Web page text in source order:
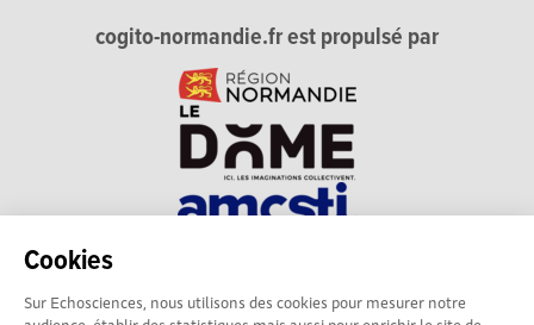
Cookies
Sur Echosciences, nous utilisons des cookies pour mesurer notre
cogito-normandie.fr est propulsé par
technique et du dialogue science-société en Normandie.